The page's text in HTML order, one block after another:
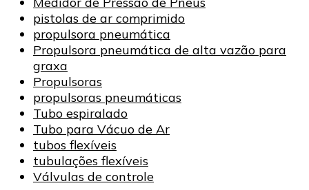
pistolas de ar comprimido
propulsora pneumática
Propulsora pneumática de alta vazão para
graxa
Propulsoras
propulsoras pneumáticas
Tubo espiralado
Tubo para Vácuo de Ar
tubos flexíveis
tubulações flexíveis
Válvulas de controle